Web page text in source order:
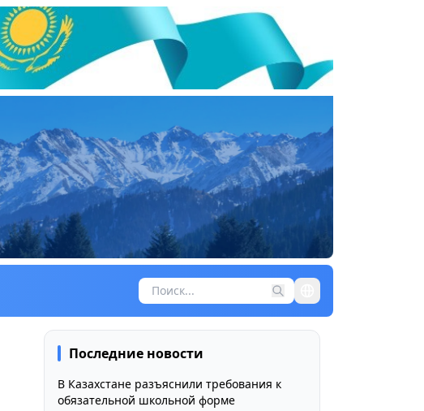
Последние новости
В Казахстане разъяснили требования к
обязательной школьной форме